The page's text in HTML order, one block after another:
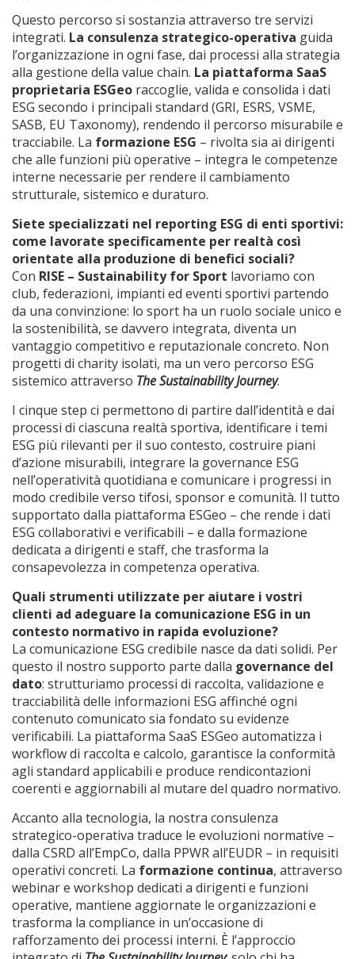
Questo percorso si sostanzia attraverso tre servizi
integrati. La consulenza strategico-operativa guida
l’organizzazione in ogni fase, dai processi alla strategia
alla gestione della value chain. La piattaforma SaaS
proprietaria ESGeo raccoglie, valida e consolida i dati
ESG secondo i principali standard (GRI, ESRS, VSME,
SASB, EU Taxonomy), rendendo il percorso misurabile e
tracciabile. La formazione ESG – rivolta sia ai dirigenti
che alle funzioni più operative – integra le competenze
interne necessarie per rendere il cambiamento
strutturale, sistemico e duraturo.
Siete specializzati nel reporting ESG di enti sportivi:
come lavorate specificamente per realtà così
orientate alla produzione di benefici sociali?
Con RISE – Sustainability for Sport lavoriamo con
club, federazioni, impianti ed eventi sportivi partendo
da una convinzione: lo sport ha un ruolo sociale unico e
la sostenibilità, se davvero integrata, diventa un
vantaggio competitivo e reputazionale concreto. Non
progetti di charity isolati, ma un vero percorso ESG
sistemico attraverso The Sustainability Journey.
I cinque step ci permettono di partire dall’identità e dai
processi di ciascuna realtà sportiva, identificare i temi
ESG più rilevanti per il suo contesto, costruire piani
d’azione misurabili, integrare la governance ESG
nell’operatività quotidiana e comunicare i progressi in
modo credibile verso tifosi, sponsor e comunità. Il tutto
supportato dalla piattaforma ESGeo – che rende i dati
ESG collaborativi e verificabili – e dalla formazione
dedicata a dirigenti e staff, che trasforma la
consapevolezza in competenza operativa.
Quali strumenti utilizzate per aiutare i vostri
clienti ad adeguare la comunicazione ESG in un
contesto normativo in rapida evoluzione?
La comunicazione ESG credibile nasce da dati solidi. Per
questo il nostro supporto parte dalla governance del
dato: strutturiamo processi di raccolta, validazione e
tracciabilità delle informazioni ESG affinché ogni
contenuto comunicato sia fondato su evidenze
verificabili. La piattaforma SaaS ESGeo automatizza i
workflow di raccolta e calcolo, garantisce la conformità
agli standard applicabili e produce rendicontazioni
coerenti e aggiornabili al mutare del quadro normativo.
Accanto alla tecnologia, la nostra consulenza
strategico-operativa traduce le evoluzioni normative –
dalla CSRD all’EmpCo, dalla PPWR all’EUDR – in requisiti
operativi concreti. La formazione continua, attraverso
webinar e workshop dedicati a dirigenti e funzioni
operative, mantiene aggiornate le organizzazioni e
trasforma la compliance in un’occasione di
rafforzamento dei processi interni. È l’approccio